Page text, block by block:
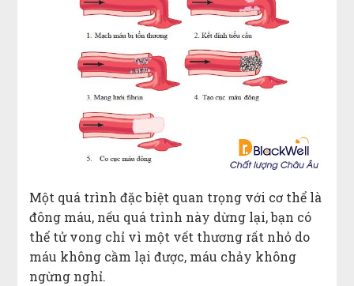
Một quá trình đặc biệt quan trọng với cơ thể là
đông máu, nếu quá trình này dừng lại, bạn có
thể tử vong chỉ vì một vết thương rất nhỏ do
máu không cầm lại được, máu chảy không
ngừng nghỉ.